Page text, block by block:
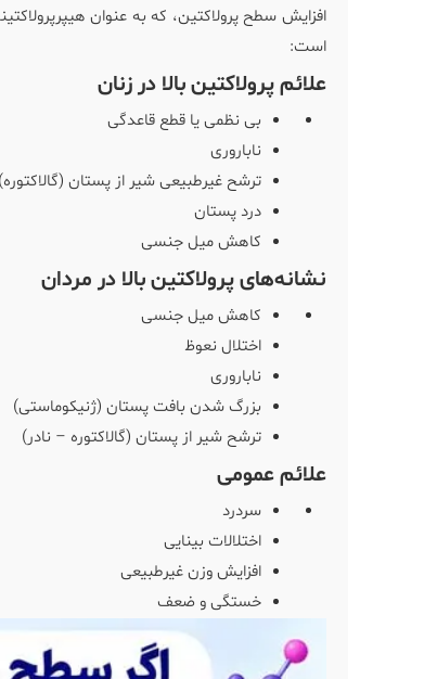
افزایش سطح پرولاکتین، که به عنوان
است:
علائم پرولاکتین بالا در زنان
بی نظمی یا قطع قاعدگی
ناباروری
ترشح غیرطبیعی شیر از پستان (گالاکتوره)
درد پستان
کاهش میل جنسی
نشانه‌های پرولاکتین بالا در مردان
کاهش میل جنسی
اختلال نعوظ
ناباروری
بزرگ شدن بافت پستان (ژنیکوماستی)
ترشح شیر از پستان (گالاکتوره – نادر)
علائم عمومی
سردرد
اختلالات بینایی
افزایش وزن غیرطبیعی
خستگی و ضعف